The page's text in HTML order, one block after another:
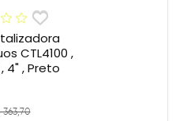
CTL4100 ,
4" , Preto
363,70